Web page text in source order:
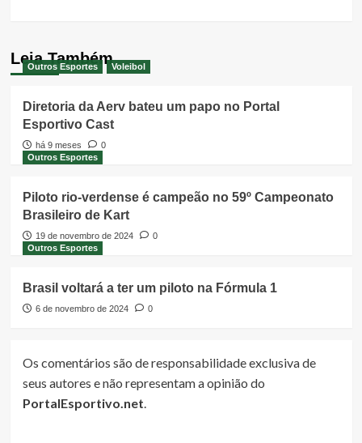
Leia Também
Outros Esportes Voleibol
Diretoria da Aerv bateu um papo no Portal
Esportivo Cast
há 9 meses
0
Outros Esportes
Piloto rio-verdense é campeão no 59º Campeonato
Brasileiro de Kart
19 de novembro de 2024
0
Outros Esportes
Brasil voltará a ter um piloto na Fórmula 1
6 de novembro de 2024 0
Os comentários são de responsabilidade exclusiva de
seus autores e não representam a opinião do
PortalEsportivo.net